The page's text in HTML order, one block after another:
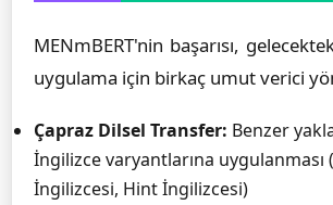
MENmBERT'nin başarısı,
uygulama için birkaç umut verici
Çapraz Dilsel Transfer: Benzer
İngilizce varyantlarına uygulanması
İngilizcesi, Hint İngilizcesi)